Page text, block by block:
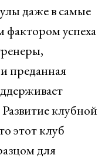
даже в самые
успеха
преданная
клубной
этот клуб
для